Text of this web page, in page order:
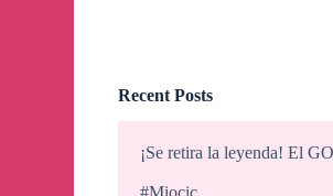
Recent Posts
¡Se retira la leyenda! El